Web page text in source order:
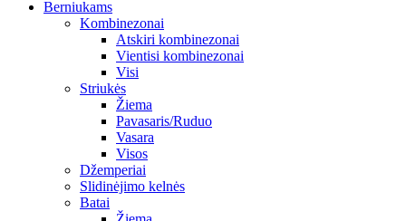
Berniukams
Kombinezonai
Atskiri kombinezonai
Vientisi kombinezonai
Visi
Striukės
Žiema
Pavasaris/Ruduo
Vasara
Visos
Džemperiai
Slidinėjimo kelnės
Batai